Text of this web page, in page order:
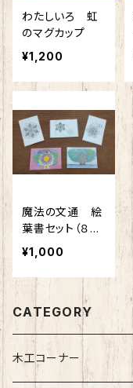
わたしいろ 虹
のマグカップ
¥1,200
魔法の文通 絵
葉書セット（８枚
セット）
¥1,000
CATEGORY
木工コーナー